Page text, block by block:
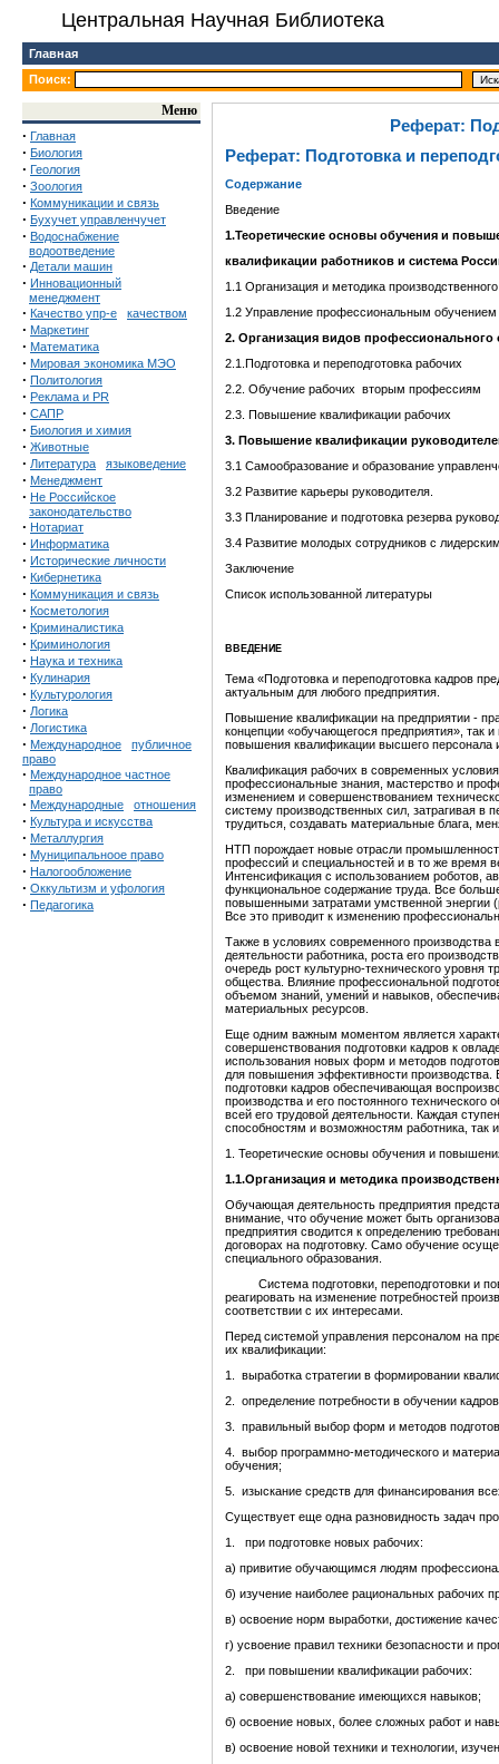
Центральная Научная Библиотека
Главная
Поиск:
Меню
· Главная
· Биология
· Геология
· Зоология
· Коммуникации и связь
· Бухучет управленчучет
· Водоснабжение
водоотведение
· Детали машин
· Инновационный
менеджмент
· Качество упр-е качеством
· Маркетинг
· Математика
· Мировая экономика МЭО
· Политология
· Реклама и PR
· САПР
· Биология и химия
· Животные
· Литература языковедение
· Менеджмент
· Не Российское
законодательство
· Нотариат
· Информатика
· Исторические личности
· Кибернетика
· Коммуникация и связь
· Косметология
· Криминалистика
· Криминология
· Наука и техника
· Кулинария
· Культурология
· Логика
· Логистика
· Международное
публичное
право
· Международное частное
право
· Международные отношения
· Культура и искусства
· Металлургия
· Муниципальноое право
· Налогообложение
· Оккультизм и уфология
· Педагогика
Реферат:
Реферат: Подготовка и
Содержание
1.Теоретические основы
квалификации работников и система
1.1 Организация и методика
1.2 Управление
2. Организация видов
2.1.Подготовка и
2.2. Обучение рабочих
2.3. Повышение
3. Повышение
3.1 Самообразование и образование
3.2 Развитие карьеры
3.3 Планирование и подготовка
3.4 Развитие молодых сотрудников с
Список использованной
ВВЕДЕНИЕ
Тема «Подготовка и переподготовка кадров
актуальным для любого предприятия.
Повышение квалификации на предприятии -
концепции «обучающегося предприятия», так
повышения квалификации высшего персонала
Квалификация рабочих в современных
профессиональные знания, мастерство и
изменением и совершенствованием
систему производственных сил, затрагивая в
трудиться, создавать материальные блага,
НТП порождает новые отрасли
профессий и специальностей и в то же время
Интенсификация с использованием роботов,
функциональное содержание труда. Все
повышенными затратами умственной энергии
Все это приводит к изменению
Также в условиях современного производства
деятельности работника, роста его
очередь рост культурно-технического
общества. Влияние профессиональной
объемом знаний, умений и навыков,
материальных ресурсов.
Еще одним важным моментом является
совершенствования подготовки кадров к
использования новых форм и методов
для повышения эффективности производства.
подготовки кадров обеспечивающая
производства и его постоянного
всей его трудовой деятельности. Каждая
способностям и возможностям работника, так
1. Теоретические основы обучения и
1.1.Организация и методика
Обучающая деятельность предприятия
внимание, что обучение может быть
предприятия сводится к определению
договорах на подготовку. Само обучение
специального образования.
Система подготовки, переподготовки и
реагировать на изменение потребностей
соответствии с их интересами.
Перед системой управления персоналом на
их квалификации:
1. выработка стратегии в формировании
2. определение потребности в обучении
3. правильный выбор форм и методов
4. выбор программно-методического и
обучения;
5. изыскание средств для финансирования
Существует еще одна разновидность задач
1. при подготовке новых рабочих:
а) привитие обучающимся людям
б) изучение наиболее рациональных рабочих
в) освоение норм выработки, достижение
г) усвоение правил техники безопасности и
2. при повышении квалификации рабочих:
а) совершенствование имеющихся навыков;
б) освоение новых, более сложных работ и
в) освоение новой техники и технологии,